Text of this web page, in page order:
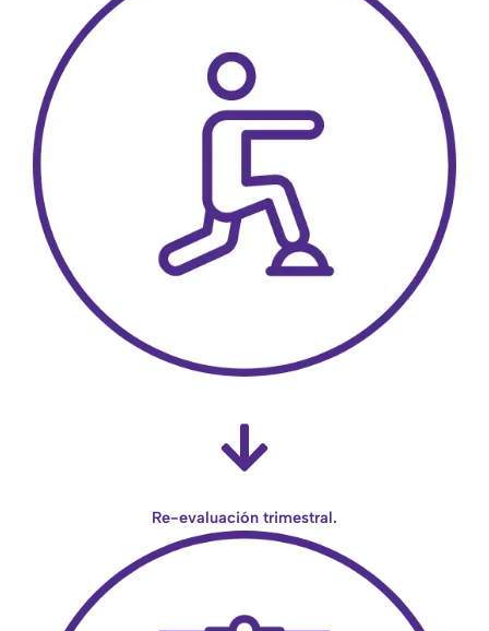
Re-evaluación trimestral.